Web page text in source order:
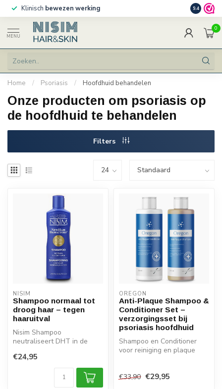
Klinisch bewezen werking 9.4
MENU
0
Home / Psoriasis / Hoofdhuid behandelen
Onze producten om psoriasis op
de hoofdhuid te behandelen
Filters
NISIM
Shampoo normaal tot
droog haar – tegen
haaruitval
Nisim Shampoo
neutraliseert DHT in de
essentiële vitamines, b...
€24,95
OREGON
Anti-Plaque Shampoo &
Conditioner Set –
verzorgingsset bij
psoriasis hoofdhuid
Shampoo en Conditioner
voor reiniging en plaque
€33,90 €29,95